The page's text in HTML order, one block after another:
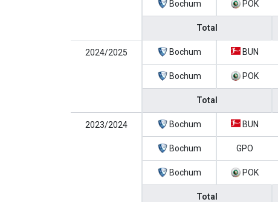
Bochum POK
Total
2024/2025 Bochum BUN
Bochum POK
Total
2023/2024 Bochum BUN
Bochum GPO
Bochum POK
Total